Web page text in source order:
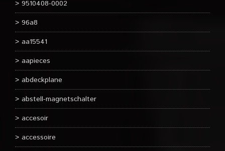
9510408-0002
96a8
aa15541
aapieces
abdeckplane
abstell-magnetschalter
accesoir
accessoire